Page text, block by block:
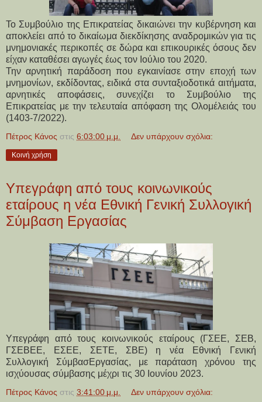
Το Συμβούλιο της Επικρατείας δικαιώνει την κυβέρνηση και
αποκλείει από το δικαίωμα διεκδίκησης αναδρομικών για τις
μνημονιακές περικοπές σε δώρα και επικουρικές όσους δεν
είχαν καταθέσει αγωγές έως τον Ιούλιο του 2020.
Την αρνητική παράδοση που εγκαινίασε στην εποχή των
μνημονίων, εκδίδοντας, ειδικά στα συνταξιοδοτικά αιτήματα,
αρνητικές αποφάσεις, συνεχίζει το Συμβούλιο της
Επικρατείας με την τελευταία απόφαση της Ολομέλειάς του
(1403-7/2022).
Πέτρος Κάνος στις 6:03:00 μ.μ. Δεν υπάρχουν σχόλια:
Κοινή χρήση
Υπεγράφη από τους κοινωνικούς
εταίρους η νέα Εθνική Γενική Συλλογική
Σύμβαση Εργασίας
Υπεγράφη από τους κοινωνικούς εταίρους (ΓΣΕΕ, ΣΕΒ,
ΓΣΕΒΕΕ, ΕΣΕΕ, ΣΕΤΕ, ΣΒΕ) η νέα Εθνική Γενική
Συλλογική ΣύμβασΕργασίας, με παράταση χρόνου της
ισχύουσας σύμβασης μέχρι τις 30 Ιουνίου 2023.
Πέτρος Κάνος στις 3:41:00 μ.μ. Δεν υπάρχουν σχόλια: